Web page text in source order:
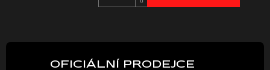
cena:
OFICIÁLNÍ PRODEJCE